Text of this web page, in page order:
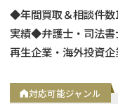
◆年間買取＆相談件
実績◆弁護士・司法
再生企業・海外投資
トも可能◆メールと
対応可能ジャンル